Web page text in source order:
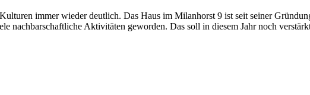
immer wieder deutlich. Das Haus im Milanhorst 9 ist seit seiner
Aktivitäten geworden. Das soll in diesem Jahr noch